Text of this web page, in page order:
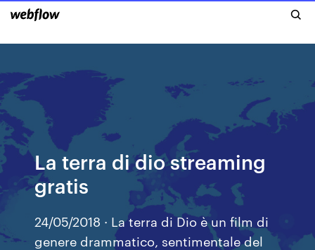
La terra di dio streaming
gratis
24/05/2018 · La terra di Dio è un film di
genere drammatico, sentimentale del